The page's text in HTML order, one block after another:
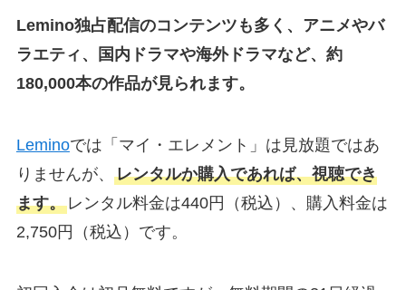
Lemino独占配信のコンテンツも多く、アニメやバ
ラエティ、国内ドラマや海外ドラマなど、約
180,000本の作品が見られます。
Leminoでは「マイ・エレメント」は見放題ではあ
りませんが、 レンタルか購入であれば、視聴でき
ます。レンタル料金は440円（税込）、購入料金は
2,750円（税込）です。